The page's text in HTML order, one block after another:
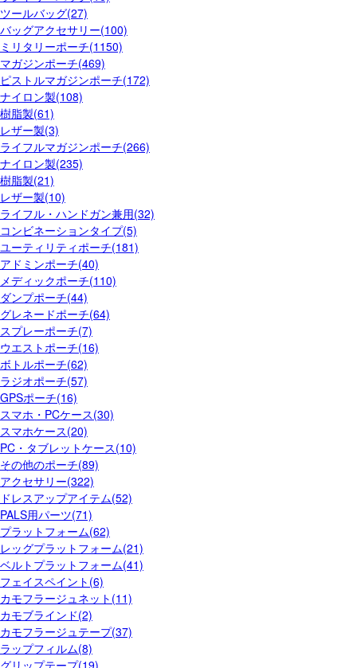
ツールバッグ(27)
バッグアクセサリー(100)
ミリタリーポーチ(1150)
マガジンポーチ(469)
ピストルマガジンポーチ(172)
ナイロン製(108)
樹脂製(61)
レザー製(3)
ライフルマガジンポーチ(266)
ナイロン製(235)
樹脂製(21)
レザー製(10)
ライフル・ハンドガン兼用(32)
コンビネーションタイプ(5)
ユーティリティポーチ(181)
アドミンポーチ(40)
メディックポーチ(110)
ダンプポーチ(44)
グレネードポーチ(64)
スプレーポーチ(7)
ウエストポーチ(16)
ボトルポーチ(62)
ラジオポーチ(57)
GPSポーチ(16)
スマホ・PCケース(30)
スマホケース(20)
PC・タブレットケース(10)
その他のポーチ(89)
アクセサリー(322)
ドレスアップアイテム(52)
PALS用パーツ(71)
プラットフォーム(62)
レッグプラットフォーム(21)
ベルトプラットフォーム(41)
フェイスペイント(6)
カモフラージュネット(11)
カモブラインド(2)
カモフラージュテープ(37)
ラップフィルム(8)
グリップテープ(19)